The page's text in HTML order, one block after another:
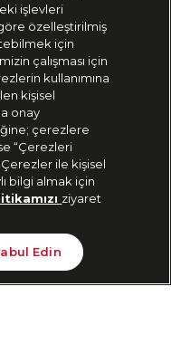
Gelince Haber Ver
işlevleri
özelleştirilmiş
için
çalışması için
kullanımına
kişisel
onay
çerezlere
“Çerezleri
ile kişisel
bilgi almak için
ziyaret
Edin